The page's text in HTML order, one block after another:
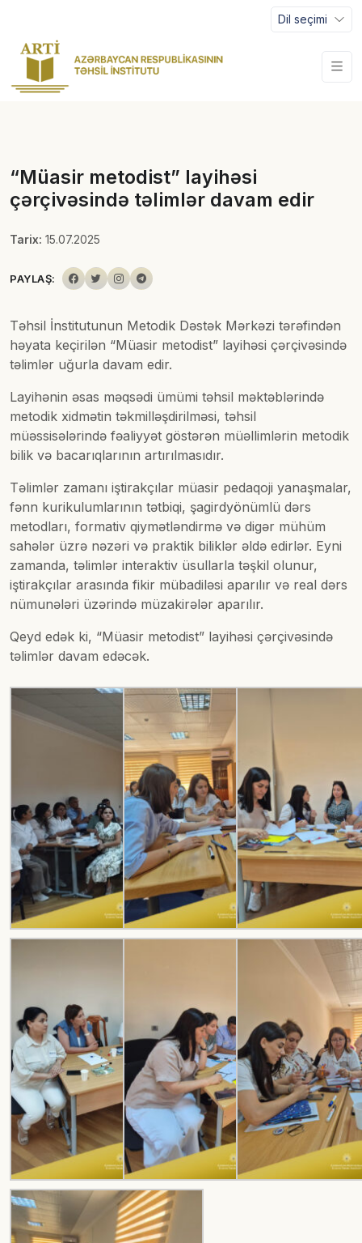
Dil seçimi
“Müasir metodist” layihəsi
çərçivəsində təlimlər davam edir
Tarix: 15.07.2025
PAYLAŞ:
Təhsil İnstitutunun Metodik Dəstək Mərkəzi tərəfindən
həyata keçirilən “Müasir metodist” layihəsi çərçivəsində
təlimlər uğurla davam edir.
Layihənin əsas məqsədi ümümi təhsil məktəblərində
metodik xidmətin təkmilləşdirilməsi, təhsil
müəssisələrində fəaliyyət göstərən müəllimlərin metodik
bilik və bacarıqlarının artırılmasıdır.
Təlimlər zamanı iştirakçılar müasir pedaqoji yanaşmalar,
fənn kurikulumlarının tətbiqi, şagirdyönümlü dərs
metodları, formativ qiymətləndirmə və digər mühüm
sahələr üzrə nəzəri və praktik biliklər əldə edirlər. Eyni
zamanda, təlimlər interaktiv üsullarla təşkil olunur,
iştirakçılar arasında fikir mübadiləsi aparılır və real dərs
nümunələri üzərində müzakirələr aparılır.
Qeyd edək ki, “Müasir metodist” layihəsi çərçivəsində
təlimlər davam edəcək.